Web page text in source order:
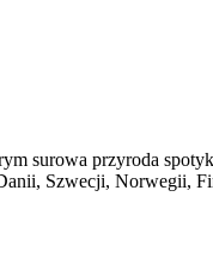
surowa przyroda
Szwecji, Norwegii,